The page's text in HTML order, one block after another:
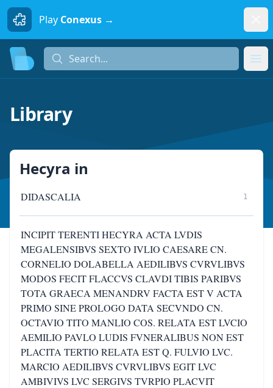
Play Conexus →
Search...
Library
Hecyra in
DIDASCALIA 1
INCIPIT TERENTI HECYRA ACTA LVDIS
MEGALENSIBVS SEXTO IVLIO CAESARE CN.
CORNELIO DOLABELLA AEDILIBVS CVRVLIBVS
MODOS FECIT FLACCVS CLAVDI TIBIS PARIBVS
TOTA GRAECA MENANDRV FACTA EST V ACTA
PRIMO SINE PROLOGO DATA SECVNDO CN.
OCTAVIO TITO MANLIO COS. RELATA EST LVCIO
AEMILIO PAVLO LUDIS FVNERALIBUS NON EST
PLACITA TERTIO RELATA EST Q. FULVIO LVC.
MARCIO AEDILIBVS CVRVLIBVS EGIT LVC
AMBIVIVS LVC SERGIVS TVRPIO PLACVIT